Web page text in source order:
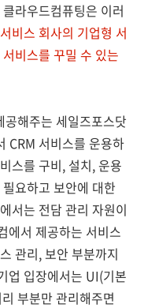
라우드컴퓨팅은 이러
비스 회사의 기업형 서
비스를 꾸밀 수 있는
해주는 세일즈포스닷
CRM 서비스를 운용하
스를 구비, 설치, 운용
요하고 보안에 대한
서는 전담 관리 자원이
에서 제공하는 서비스
관리, 보안 부분까지
업 입장에서는 UI(기본
부분만 관리해주면